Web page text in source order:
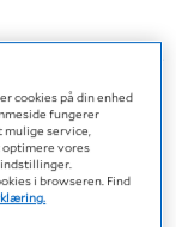
cookies på din enhed
fungerer
service,
vores
i browseren. Find